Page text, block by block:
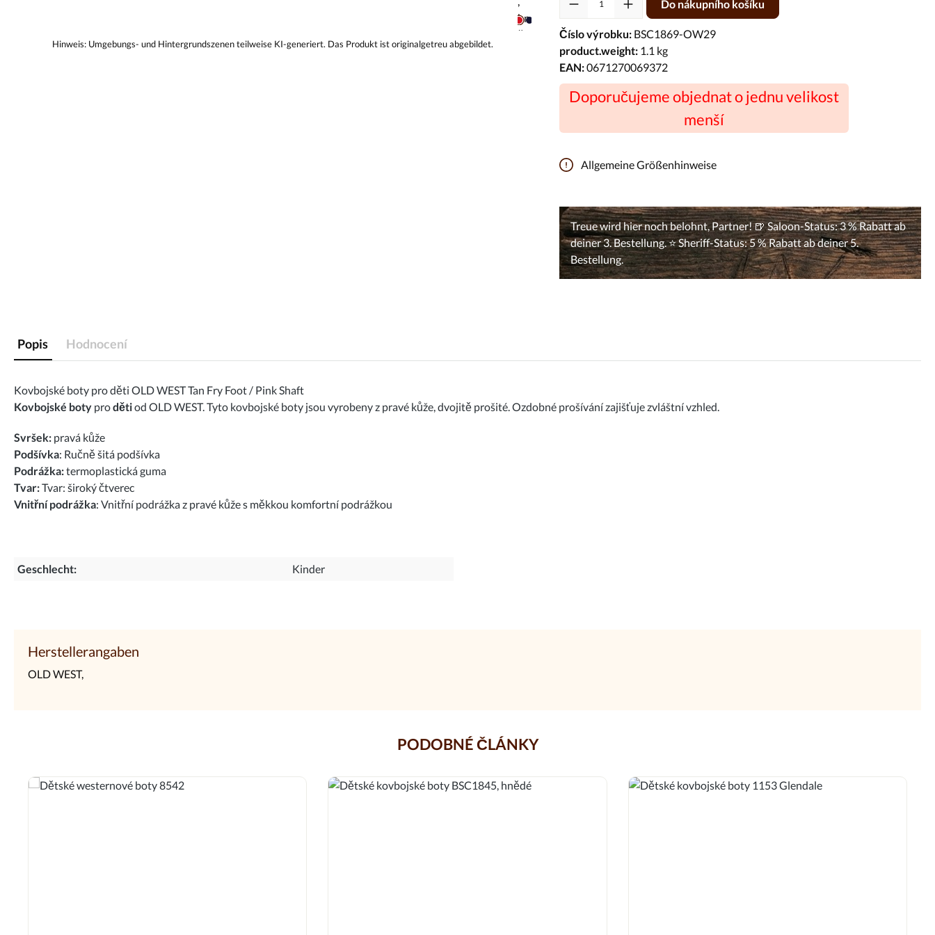
Do nákupního košíku
Číslo výrobku: BSC1869-OW29
product.weight: 1.1 kg
EAN:0671270069372
Doporučujeme objednat o jednu velikost
menší
Allgemeine Größenhinweise
Popis Hodnocení
Kovbojské boty pro děti OLD WEST Tan Fry Foot / Pink Shaft
Kovbojské boty prodětiod OLD WEST. Tyto kovbojské boty jsou vyrobeny z pravé kůže, dvojitě prošité. Ozdobné prošívání zajišťuje zvláštní vzhled.
Svršek: pravá kůže
Podšívka: Ručně šitá podšívka
Podrážka:termoplastická guma
Tvar:Tvar: široký čtverec
Vnitřní podrážka: Vnitřní podrážka z pravé kůže s měkkou komfortní podrážkou
Geschlecht: Kinder
Herstellerangaben
OLD WEST,
PODOBNÉ ČLÁNKY